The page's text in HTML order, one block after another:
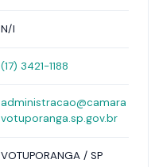
N/I
(17) 3421-1188
administracao@camara
votuporanga.sp.gov.br
VOTUPORANGA / SP